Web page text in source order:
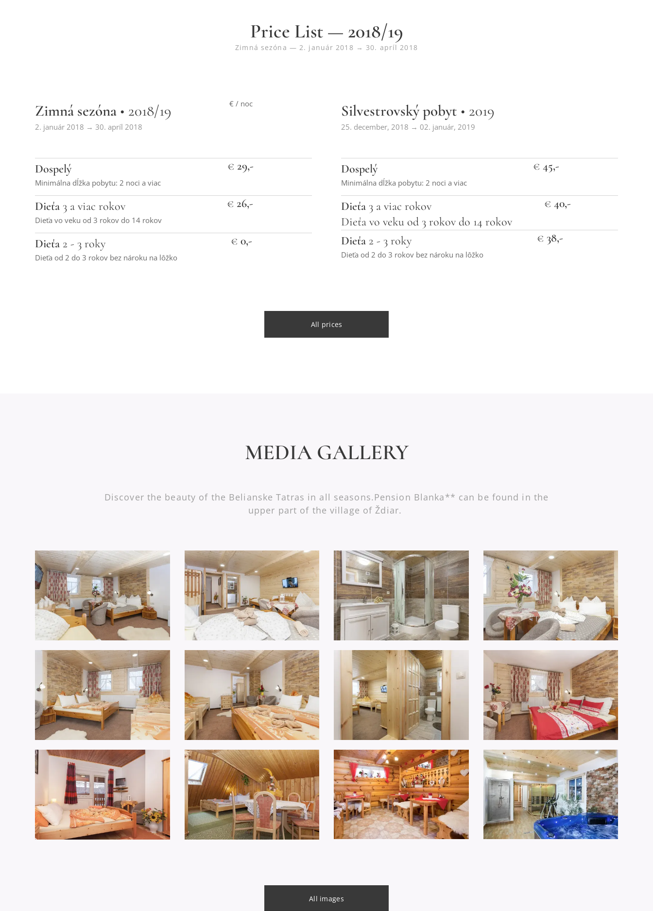
Price List — 2018/19
Zimná sezóna — 2. január 2018 → 30. apríl 2018
Zimná sezóna • 2018/19
2. január 2018 → 30. apríl 2018
€ / noc
Dospelý
Minimálna dĺžka pobytu: 2 noci a viac
€ 29,-
Dieťa 3 a viac rokov
Dieťa vo veku od 3 rokov do 14 rokov
€ 26,-
Dieťa 2 - 3 roky
Dieťa od 2 do 3 rokov bez nároku na lôžko
€0,-
Silvestrovský pobyt • 2019
25. december, 2018 → 02. január, 2019
Dospelý
Minimálna dĺžka pobytu: 2 noci a viac
€ 45,-
Dieťa 3 a viac rokov
Dieťa vo veku od 3 rokov do 14 rokov
€ 40,-
Dieťa 2 - 3 roky
Dieťa od 2 do 3 rokov bez nároku na lôžko
€38,-
All prices
MEDIA GALLERY
Discover the beauty of the Belianske Tatras in all seasons.Pension Blanka** can be found in the
upper part of the village of Ždiar.
All images